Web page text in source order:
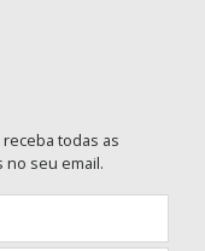
todas as
seu email.